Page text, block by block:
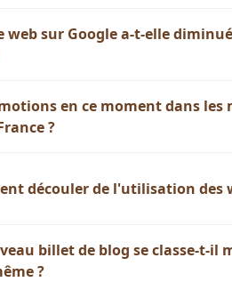
sur Google a-t-elle
en ce moment dans les
?
découler de l'utilisation des
billet de blog se classe-t-il
?